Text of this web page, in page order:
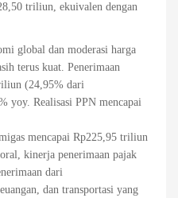
triliun, ekuivalen dengan
global dan moderasi harga
terus kuat. Penerimaan
(24,95% dari
yoy. Realisasi PPN mencapai
mencapai Rp225,95 triliun
kinerja penerimaan pajak
dari
dan transportasi yang